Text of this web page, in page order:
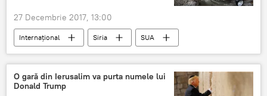
27 Decembrie 2017, 13:00
Internaţional Siria
SUA
Valery Gherasimov
Bază militară
reacție
pregătire
Războiul din Siria. Tensiunile din provincia Idlib
O gară din Ierusalim va purta numele lui
Donald Trump